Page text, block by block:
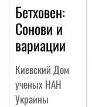
Бетховен:
Сонови и
вариации
Киевский Дом
ученых НАН
Украины